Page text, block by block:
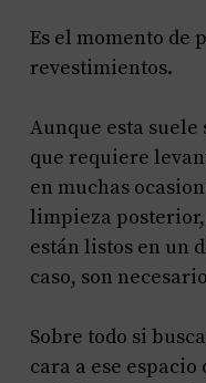
Es el momento de
revestimientos.
Aunque esta
que requiere
en muchas
limpieza posterior,
están listos en un
caso, son
Sobre todo si
cara a ese